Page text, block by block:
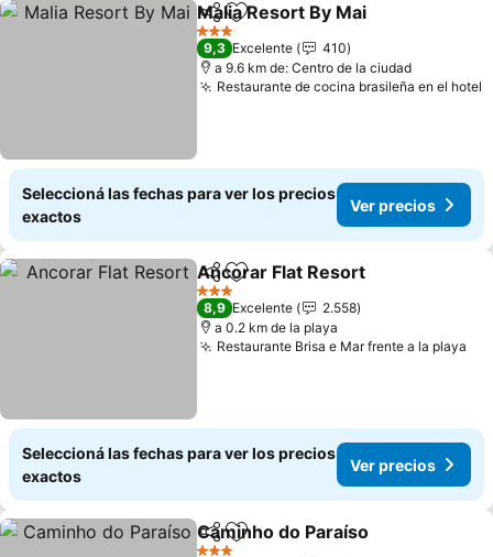
CompartirAñadir a favoritos
Malia Resort By Mai
3 Estrellas
9,3 Excelente
410
a 9.6 km de: Centro de la ciudad
Restaurante de cocina brasileña en el hotel
Seleccioná las fechas para ver los precios
exactos
Ver precios
CompartirAñadir a favoritos
Ancorar Flat Resort
3 Estrellas
8,9 Excelente
2.558
a 0.2 km de la playa
Restaurante Brisa e Mar frente a la playa
Seleccioná las fechas para ver los precios
exactos
Ver precios
CompartirAñadir a favoritos
Caminho do Paraíso